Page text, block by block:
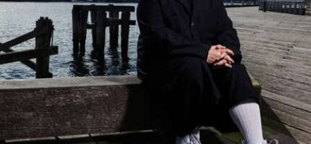
“阿尔瓦·阿尔托之家”（Aalto House，1936），由
阿尔瓦·阿尔托与其妻子艾诺·阿尔托共同设计，作
为两人的私人住宅。在13项作品中，有5项位于芬
兰首都赫尔辛基，包括文化之家（House of
Culture，1958）活动中心，以及著名的芬兰大厅
（Finlandia Hall，1971），后者兼具会议中心与音
乐厅功能。